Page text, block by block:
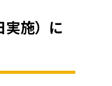
実施）に